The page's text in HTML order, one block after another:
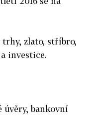
trhy, zlato, stříbro,
investice.
úvěry, bankovní